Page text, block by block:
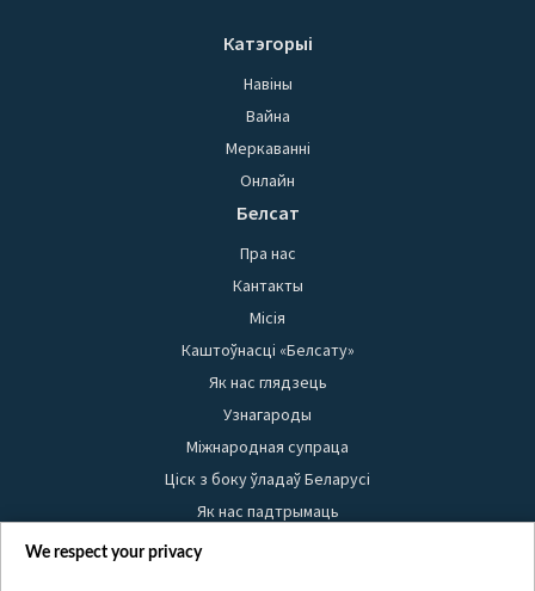
Катэгорыі
Навіны
Вайна
Меркаванні
Онлайн
Белсат
Пра нас
Кантакты
Місія
Каштоўнасці «Белсату»
Як нас глядзець
Узнагароды
Міжнародная супраца
Ціск з боку ўладаў Беларусі
Як нас падтрымаць
Правілы выкарыстання матэрыялаў
We respect your privacy